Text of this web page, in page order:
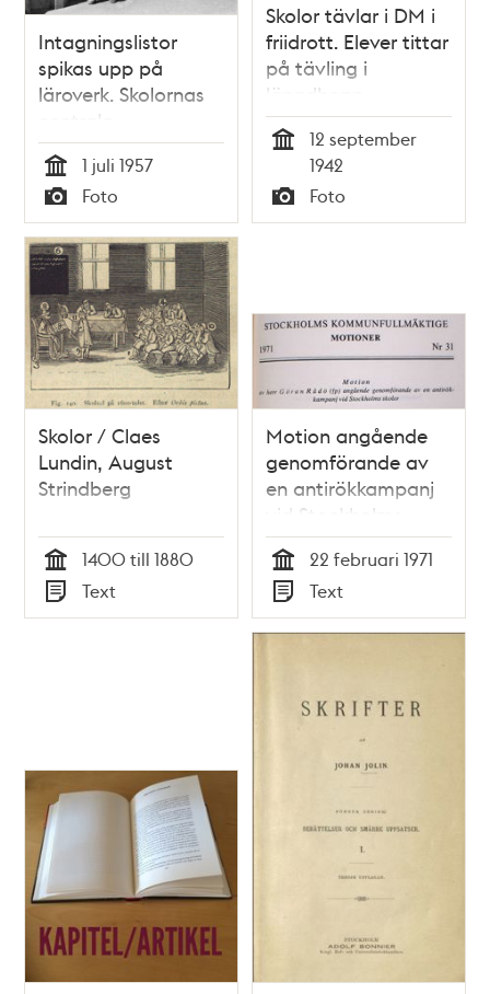
Intagningslistor
spikas upp på
läroverk. Skolornas
centrala
intagningsnämnd i
Stockholm
offentliggjorde
resultatet av
intagningen till
Realskola och
Gymnasium
Tid
1 juli 1957
Typ
Foto
Skolor tävlar i DM i
friidrott. Elever tittar
på tävling i
längdhopp
12 september
1942
Typ
Foto
Skolor / Claes
Lundin, August
Strindberg
Tid
1400 till 1880
Typ
Text
Motion angående
genomförande av
en antirökkampanj
vid Stockholms
skolor -
Stadsfullmäktige
1971
Tid
22 februari 1971
Typ
Text